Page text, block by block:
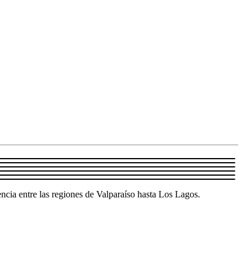
entre las regiones de Valparaíso hasta Los Lagos.